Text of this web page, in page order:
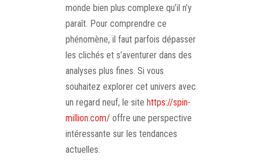
monde bien plus complexe qu’il n’y
paraît. Pour comprendre ce
phénomène, il faut parfois dépasser
les clichés et s’aventurer dans des
analyses plus fines. Si vous
souhaitez explorer cet univers avec
un regard neuf, le site https://spin-
million.com/ offre une perspective
intéressante sur les tendances
actuelles.